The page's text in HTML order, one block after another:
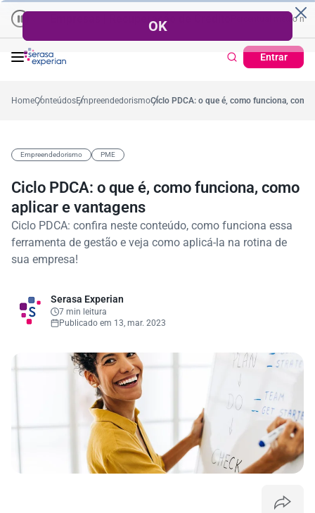
Empresas | Recuperação de Crédito Percentual médio no ano
Entrar
ano Cartão de Crédito |
HomeConteúdosEmpreendedorismoCiclo PDCA: o que é, como funciona, como
Empreendedorismo PME
Ciclo PDCA: o que é, como funciona, como
aplicar e vantagens
Ciclo PDCA: confira neste conteúdo, como funciona essa
ferramenta de gestão e veja como aplicá-la na rotina de
sua empresa!
Serasa Experian
7 min leitura
Publicado em 13, mar. 2023